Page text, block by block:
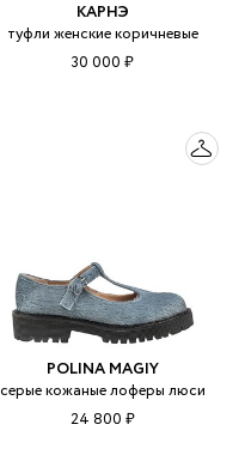
КАРНЭ
туфли женские коричневые
30 000 ₽
POLINA MAGIY
серые кожаные лоферы люси
24 800 ₽